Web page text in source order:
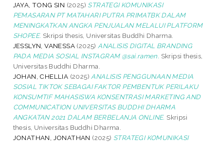
JAYA, TONG SIN (2025) STRATEGI KOMUNIKASI
PEMASARAN PT MATAHARI PUTRA PRIMATBK DALAM
MENINGKATKAN ANGKA PENJUALAN MELALUI PLATFORM
SHOPEE. Skripsi thesis, Universitas Buddhi Dharma.
JESSLYN, VANESSA (2025) ANALISIS DIGITAL BRANDING
PADA MEDIA SOSIAL INSTAGRAM @sai.ramen. Skripsi thesis,
Universitas Buddhi Dharma.
JOHAN, CHELLIA (2025) ANALISIS PENGGUNAAN MEDIA
SOSIAL TIKTOK SEBAGAI FAKTOR PEMBENTUK PERILAKU
KONSUMTIF MAHASISWA KONSENTRASI MARKETING AND
COMMUNICATION UNIVERSITAS BUDDHI DHARMA
ANGKATAN 2021 DALAM BERBELANJA ONLINE. Skripsi
thesis, Universitas Buddhi Dharma.
JONATHAN, JONATHAN (2025) STRATEGI KOMUNIKASI